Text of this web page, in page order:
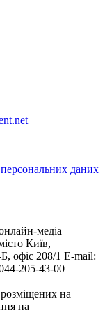
персональних даних
медіа –
Київ,
208/1 E-mail:
205-43-00
на
на